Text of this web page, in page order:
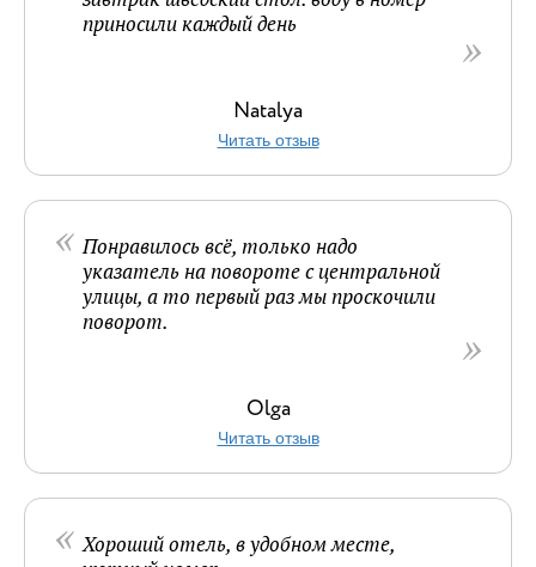
приносили каждый день
Natalya
Читать отзыв
Понравилось всё, только надо
указатель на повороте с центральной
улицы, а то первый раз мы проскочили
поворот.
Olga
Читать отзыв
Хороший отель, в удобном месте,